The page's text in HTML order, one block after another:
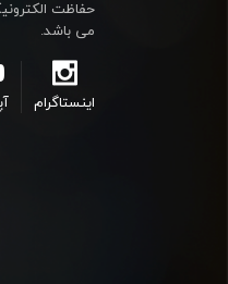
حفاظت
می باشد.
اینستاگرام